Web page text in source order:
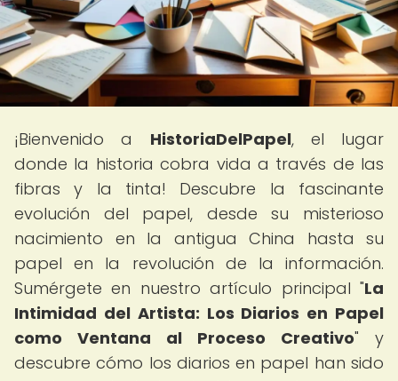
¡Bienvenido a HistoriaDelPapel, el lugar
donde la historia cobra vida a través de las
fibras y la tinta! Descubre la fascinante
evolución del papel, desde su misterioso
nacimiento en la antigua China hasta su
papel en la revolución de la información.
Sumérgete en nuestro artículo principal "La
Intimidad del Artista: Los Diarios en Papel
como Ventana al Proceso Creativo" y
descubre cómo los diarios en papel han sido